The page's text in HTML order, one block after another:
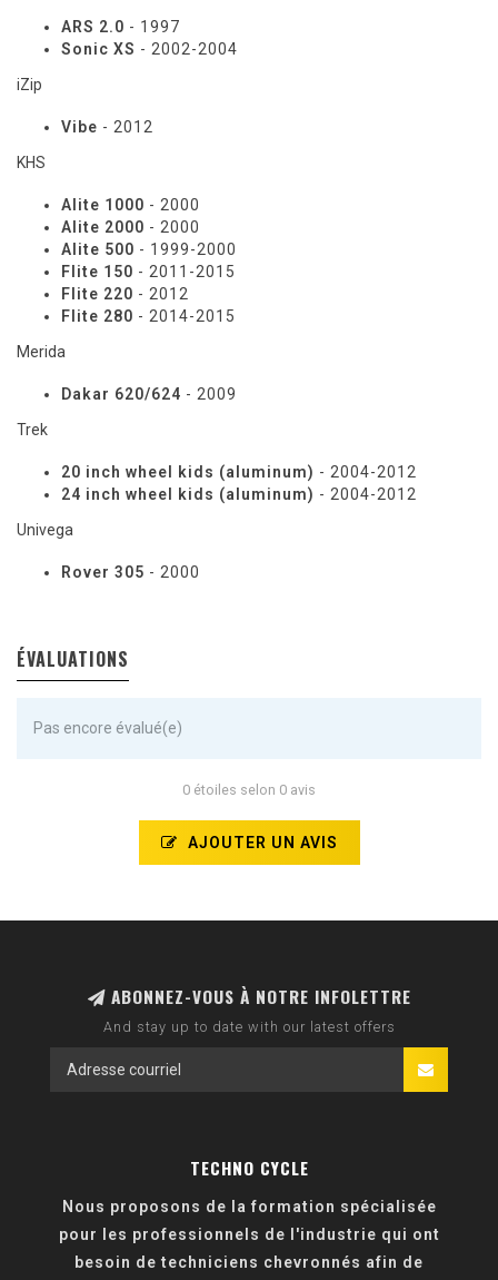
ARS 2.0 - 1997
Sonic XS - 2002-2004
iZip
Vibe - 2012
KHS
Alite 1000 - 2000
Alite 2000 - 2000
Alite 500 - 1999-2000
Flite 150 - 2011-2015
Flite 220 - 2012
Flite 280 - 2014-2015
Merida
Dakar 620/624 - 2009
Trek
20 inch wheel kids (aluminum) - 2004-2012
24 inch wheel kids (aluminum) - 2004-2012
Univega
Rover 305 - 2000
ÉVALUATIONS
Pas encore évalué(e)
0 étoiles selon 0 avis
AJOUTER UN AVIS
ABONNEZ-VOUS À NOTRE INFOLETTRE
And stay up to date with our latest offers
TECHNO CYCLE
Nous proposons de la formation spécialisée
pour les professionnels de l'industrie qui ont
besoin de techniciens chevronnés afin de